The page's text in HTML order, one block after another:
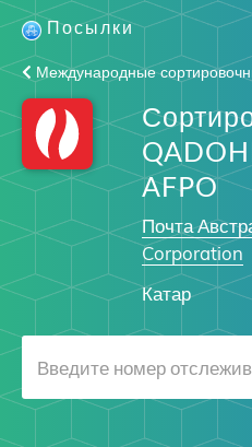
Посылки
Международные
AFPO
Почта
Corporation
Катар